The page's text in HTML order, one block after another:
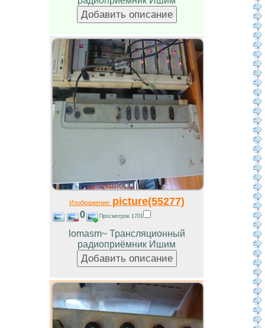
Изображениеpicture(55277)
0 Просмотров 1701
lomasm~ Трансляционный
радиоприёмник Ишим